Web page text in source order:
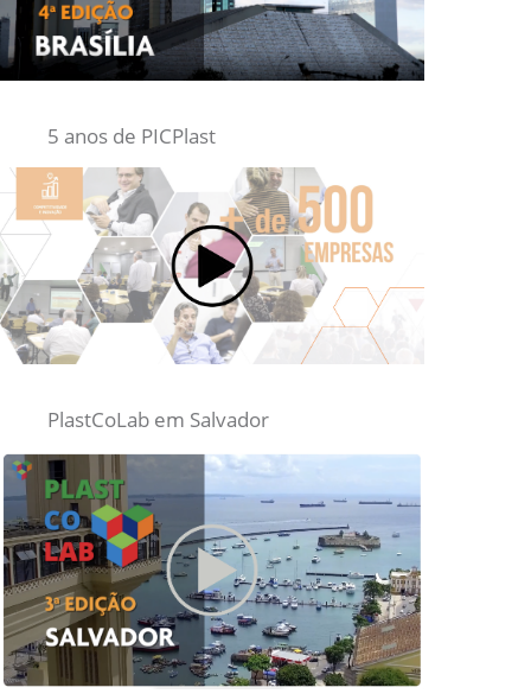
5 anos de PICPlast
PlastCoLab em Salvador